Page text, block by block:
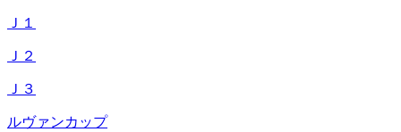
Ｊ１
Ｊ２
Ｊ３
ルヴァンカップ